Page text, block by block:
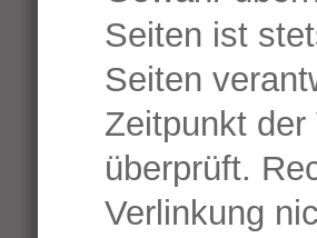
Seiten ist
Seiten
Zeitpunkt
überprüft.
Verlinkung